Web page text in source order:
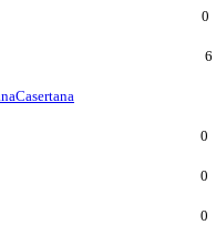
0
6
Casertana
0
0
0